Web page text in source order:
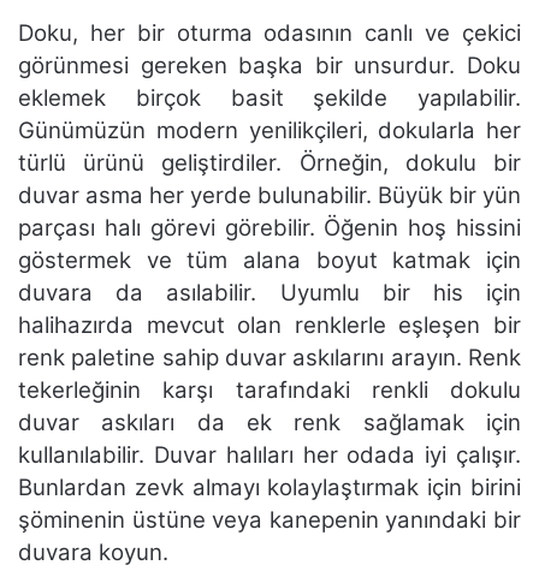
Doku, her bir oturma odasının canlı ve çekici
görünmesi gereken başka bir unsurdur. Doku
eklemek birçok basit şekilde yapılabilir.
Günümüzün modern yenilikçileri, dokularla her
türlü ürünü geliştirdiler. Örneğin, dokulu bir
duvar asma her yerde bulunabilir. Büyük bir yün
parçası halı görevi görebilir. Öğenin hoş hissini
göstermek ve tüm alana boyut katmak için
duvara da asılabilir. Uyumlu bir his için
halihazırda mevcut olan renklerle eşleşen bir
renk paletine sahip duvar askılarını arayın. Renk
tekerleğinin karşı tarafındaki renkli dokulu
duvar askıları da ek renk sağlamak için
kullanılabilir. Duvar halıları her odada iyi çalışır.
Bunlardan zevk almayı kolaylaştırmak için birini
şöminenin üstüne veya kanepenin yanındaki bir
duvara koyun.